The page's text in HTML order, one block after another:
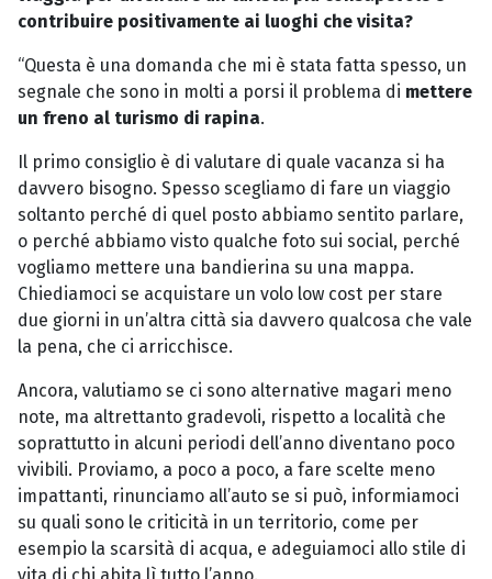
contribuire positivamente ai luoghi che visita?
“Questa è una domanda che mi è stata fatta spesso, un
segnale che sono in molti a porsi il problema di mettere
un freno al turismo di rapina.
Il primo consiglio è di valutare di quale vacanza si ha
davvero bisogno. Spesso scegliamo di fare un viaggio
soltanto perché di quel posto abbiamo sentito parlare,
o perché abbiamo visto qualche foto sui social, perché
vogliamo mettere una bandierina su una mappa.
Chiediamoci se acquistare un volo low cost per stare
due giorni in un’altra città sia davvero qualcosa che vale
la pena, che ci arricchisce.
Ancora, valutiamo se ci sono alternative magari meno
note, ma altrettanto gradevoli, rispetto a località che
soprattutto in alcuni periodi dell’anno diventano poco
vivibili. Proviamo, a poco a poco, a fare scelte meno
impattanti, rinunciamo all’auto se si può, informiamoci
su quali sono le criticità in un territorio, come per
esempio la scarsità di acqua, e adeguiamoci allo stile di